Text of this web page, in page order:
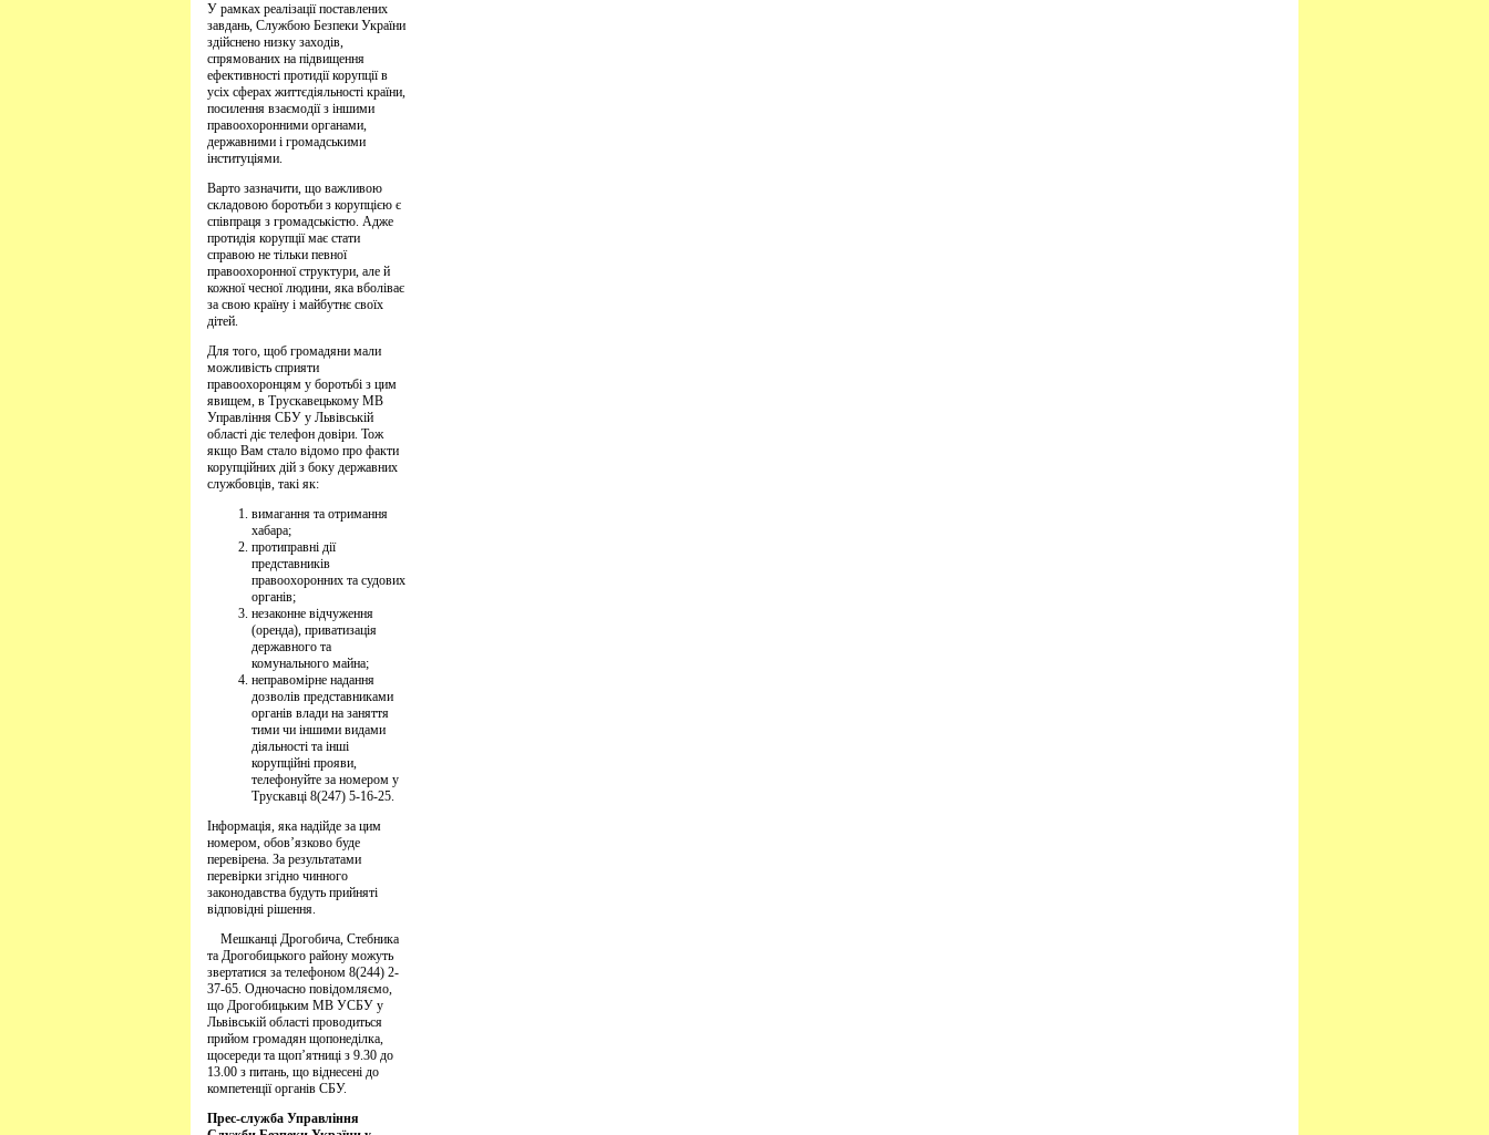
У рамках реалізації поставлених
завдань, Службою Безпеки України
здійснено низку заходів,
спрямованих на підвищення
ефективності протидії корупції в
усіх сферах життєдіяльності країни,
посилення взаємодії з іншими
правоохоронними органами,
державними і громадськими
інституціями.
Варто зазначити, що важливою
складовою боротьби з корупцією є
співпраця з громадськістю. Адже
протидія корупції має стати
справою не тільки певної
правоохоронної структури, але й
кожної чесної людини, яка вболіває
за свою країну і майбутнє своїх
дітей.
Для того, щоб громадяни мали
можливість сприяти
правоохоронцям у боротьбі з цим
явищем, в Трускавецькому МВ
Управління СБУ у Львівській
області діє телефон довіри. Тож
якщо Вам стало відомо про факти
корупційних дій з боку державних
службовців, такі як:
вимагання та отримання
хабара;
протиправні дії
представників
правоохоронних та судових
органів;
незаконне відчуження
(оренда), приватизація
державного та
комунального майна;
неправомірне надання
дозволів представниками
органів влади на заняття
тими чи іншими видами
діяльності та інші
корупційні прояви,
телефонуйте за номером у
Трускавці 8(247) 5-16-25.
Інформація, яка надійде за цим
номером, обов’язково буде
перевірена. За результатами
перевірки згідно чинного
законодавства будуть прийняті
відповідні рішення.
Мешканці Дрогобича, Стебника
та Дрогобицького району можуть
звертатися за телефоном 8(244) 2-
37-65. Одночасно повідомляємо,
що Дрогобицьким МВ УСБУ у
Львівській області проводиться
прийом громадян щопонеділка,
щосереди та щоп’ятниці з 9.30 до
13.00 з питань, що віднесені до
компетенції органів СБУ.
Прес-служба Управління